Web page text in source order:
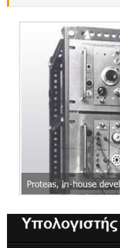
και ενα βιογραφικο του
http://